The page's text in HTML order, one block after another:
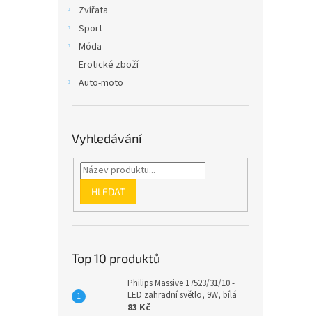
Zvířata
Sport
Móda
Erotické zboží
Auto-moto
Vyhledávání
HLEDAT
Top 10 produktů
Philips Massive 17523/31/10 -
LED zahradní světlo, 9W, bílá
83 Kč